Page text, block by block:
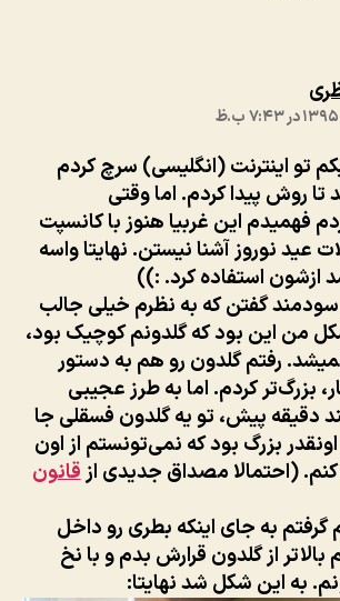
تو اینترنت (انگلیسی) سرچ کردم
تا روش پیدا کردم. اما وقتی
فهمیدم این غربیا هنوز با کانسپت
عید نوروز آشنا نیستن. نهایتا واسه
استفاده کرد. :))
گفتن که به نظرم خیلی جالب
من این بود که گلدونم کوچیک بود،
رفتم گلدون رو هم به دستور
بزرگ‌تر کردم. اما به طرز عجیبی
دقیقه پیش، تو یه گلدون فسقلی جا
بزرگ بود که نمی‌تونستم از اون
(احتمالا مصداق جدیدی ازقانون
به جای اینکه بطری رو داخل
بالاتر از گلدون قرارش بدم و با نخ
به این شکل شد نهایتا: